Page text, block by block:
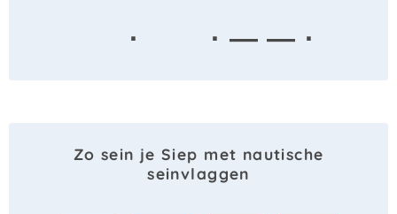
·
· — — ·
Zo sein je Siep met nautische
seinvlaggen